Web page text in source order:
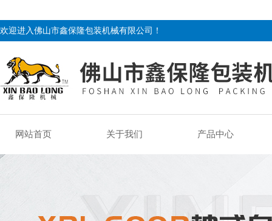
欢迎进入佛山市鑫保隆包装机械有限公司！
网站首页 关于我们 产品中心